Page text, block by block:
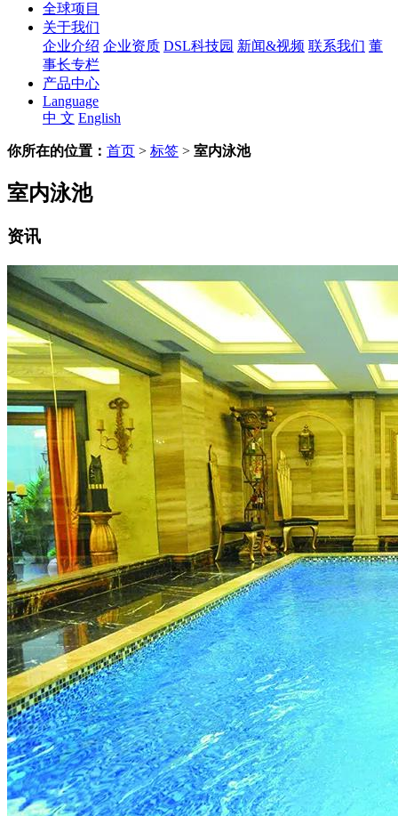
全球项目
关于我们
企业介绍 企业资质 DSL科技园 新闻&视频 联系我们 董
事长专栏
产品中心
Language
中 文 English
你所在的位置： 首页 > 标签 > 室内泳池
室内泳池
资讯